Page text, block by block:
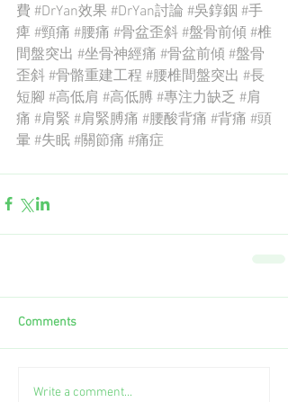
費 #DrYan效果 #DrYan討論 #吳錞銦 #手
痺 #頸痛 #腰痛 #骨盆歪斜 #盤骨前傾 #椎
間盤突出 #坐骨神經痛 #骨盆前傾 #盤骨
歪斜 #骨骼重建工程 #腰椎間盤突出 #長
短腳 #高低肩 #高低膊 #專注力缺乏 #肩
痛 #肩緊 #肩緊膊痛 #腰酸背痛 #背痛 #頭
暈 #失眠 #關節痛 #痛症
Comments
Write a comment...